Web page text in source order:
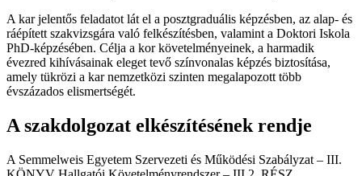
A kar jelentős feladatot lát el a posztgraduális képzésben, az alap- és
ráépített szakvizsgára való felkészítésben, valamint a Doktori Iskola
PhD-képzésében. Célja a kor követelményeinek, a harmadik
évezred kihívásainak eleget tevő színvonalas képzés biztosítása,
amely tükrözi a kar nemzetközi szinten megalapozott több
évszázados elismertségét.
A szakdolgozat elkészítésének rendje
A Semmelweis Egyetem Szervezeti és Működési Szabályzat – III.